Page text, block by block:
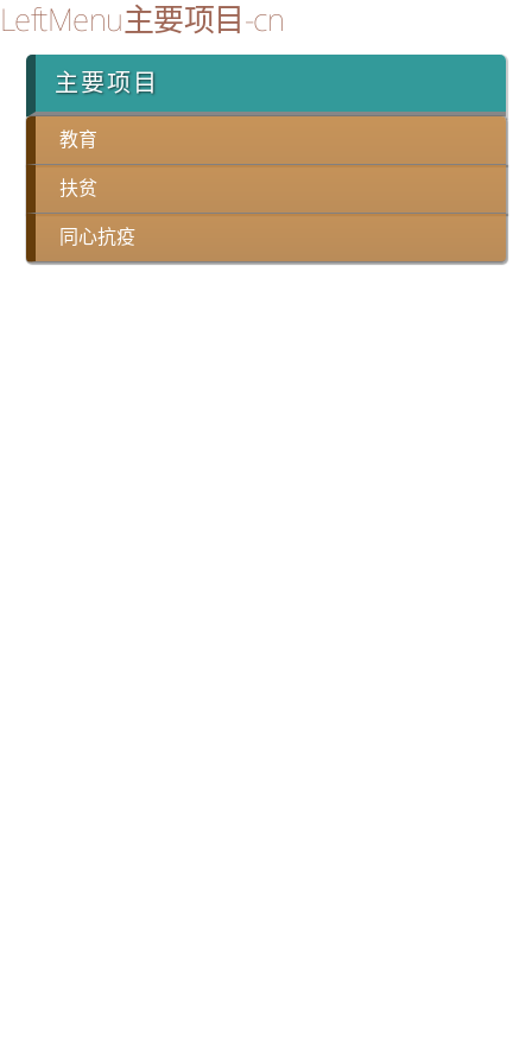
LeftMenu主要项目-cn
主要项目
教育
扶贫
同心抗疫